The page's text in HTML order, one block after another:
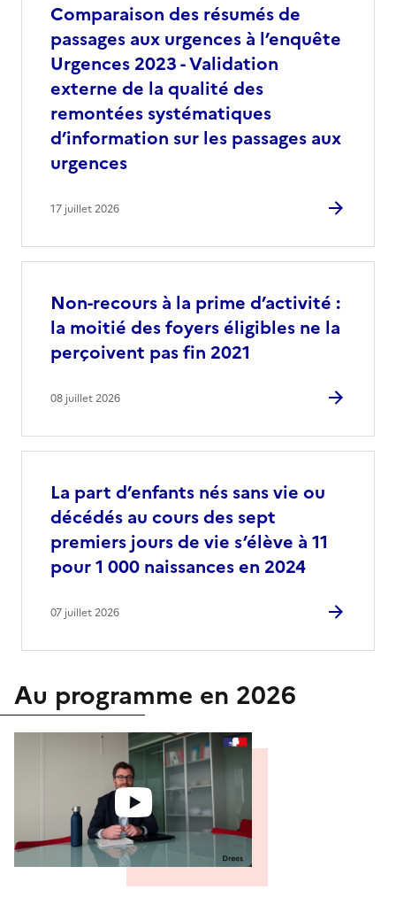
Comparaison des résumés de
passages aux urgences à l’enquête
Urgences 2023 - Validation
externe de la qualité des
remontées systématiques
d’information sur les passages aux
urgences
17 juillet 2026
Non-recours à la prime d’activité :
la moitié des foyers éligibles ne la
perçoivent pas fin 2021
08 juillet 2026
La part d’enfants nés sans vie ou
décédés au cours des sept
premiers jours de vie s’élève à 11
pour 1 000 naissances en 2024
07 juillet 2026
Au programme en 2026